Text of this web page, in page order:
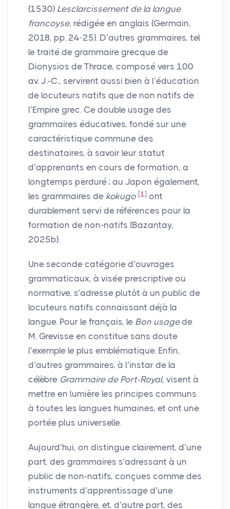
(1530) Lesclarcissement de la langue
francoyse, rédigée en anglais (Germain,
2018, pp. 24-25). D’autres grammaires, tel
le traité de grammaire grecque de
Dionysios de Thrace, composé vers 100
av. J.-C., servirent aussi bien à l’éducation
de locuteurs natifs que de non natifs de
l’Empire grec. Ce double usage des
grammaires éducatives, fondé sur une
caractéristique commune des
destinataires, à savoir leur statut
d’apprenants en cours de formation, a
longtemps perduré ; au Japon également,
les grammaires de kokugo [1] ont
durablement servi de références pour la
formation de non-natifs (Bazantay,
2025b).
Une seconde catégorie d’ouvrages
grammaticaux, à visée prescriptive ou
normative, s’adresse plutôt à un public de
locuteurs natifs connaissant déjà la
langue. Pour le français, le Bon usagede
M. Grevisse en constitue sans doute
l’exemple le plus emblématique. Enfin,
d’autres grammaires, à l’instar de la
célèbre Grammaire de Port-Royal, visent à
mettre en lumière les principes communs
à toutes les langues humaines, et ont une
portée plus universelle.
Aujourd’hui, on distingue clairement, d’une
part, des grammaires s’adressant à un
public de non-natifs, conçues comme des
instruments d’apprentissage d’une
langue étrangère, et, d’autre part, des